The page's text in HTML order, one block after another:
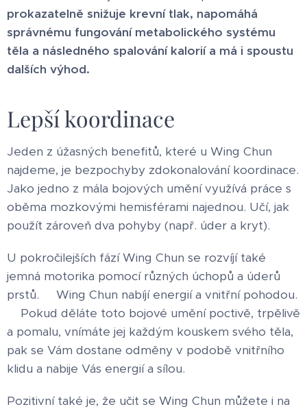
prokazatelně snižuje krevní tlak, napomáhá
správnému fungování metabolického systému
těla a následného spalování kalorií a má i spoustu
dalších výhod.
Lepší koordinace
Jeden z úžasných benefitů, které u Wing Chun
najdeme, je bezpochyby zdokonalování koordinace.
Jako jedno z mála bojových umění využívá práce s
oběma mozkovými hemisférami najednou. Učí, jak
použít zároveň dva pohyby (např. úder a kryt).
U pokročilejších fází Wing Chun se rozvíjí také
jemná motorika pomocí různých úchopů a úderů
prstů. Wing Chun nabíjí energií a vnitřní pohodou.
Pokud děláte toto bojové umění poctivě, trpělivě
a pomalu, vnímáte jej každým kouskem svého těla,
pak se Vám dostane odměny v podobě vnitřního
klidu a nabije Vás energií a sílou.
Pozitivní také je, že učit se Wing Chun můžete i na